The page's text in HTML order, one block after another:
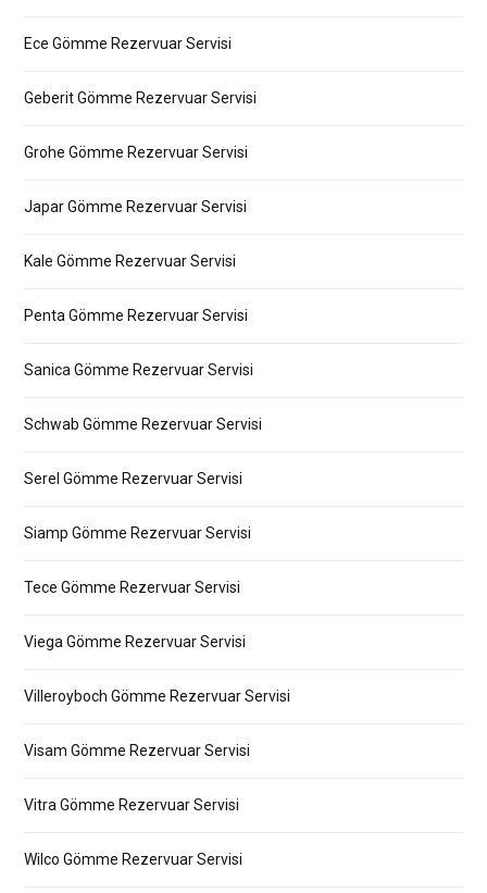
Ece Gömme Rezervuar Servisi
Geberit Gömme Rezervuar Servisi
Grohe Gömme Rezervuar Servisi
Japar Gömme Rezervuar Servisi
Kale Gömme Rezervuar Servisi
Penta Gömme Rezervuar Servisi
Sanica Gömme Rezervuar Servisi
Schwab Gömme Rezervuar Servisi
Serel Gömme Rezervuar Servisi
Siamp Gömme Rezervuar Servisi
Tece Gömme Rezervuar Servisi
Viega Gömme Rezervuar Servisi
Villeroyboch Gömme Rezervuar Servisi
Visam Gömme Rezervuar Servisi
Vitra Gömme Rezervuar Servisi
Wilco Gömme Rezervuar Servisi